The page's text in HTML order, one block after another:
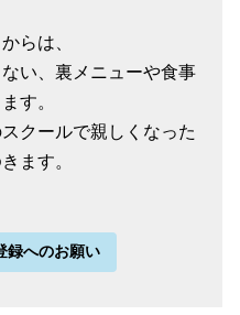
らは、
い、裏メニューや食事
す。
クールで親しくなった
ます。
録へのお願い